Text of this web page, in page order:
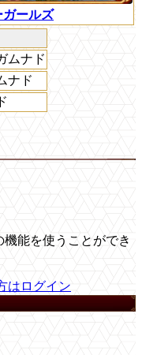
ガールズ
ムナド
ナド
能を使うことができ
はログイン